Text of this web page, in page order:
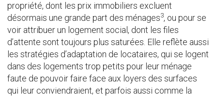
propriété, dont les prix immobiliers excluent
désormais une grande part des ménages3, ou pour se
voir attribuer un logement social, dont les files
d’attente sont toujours plus saturées. Elle reflète aussi
les stratégies d’adaptation de locataires, qui se logent
dans des logements trop petits pour leur ménage
faute de pouvoir faire face aux loyers des surfaces
qui leur conviendraient, et parfois aussi comme la